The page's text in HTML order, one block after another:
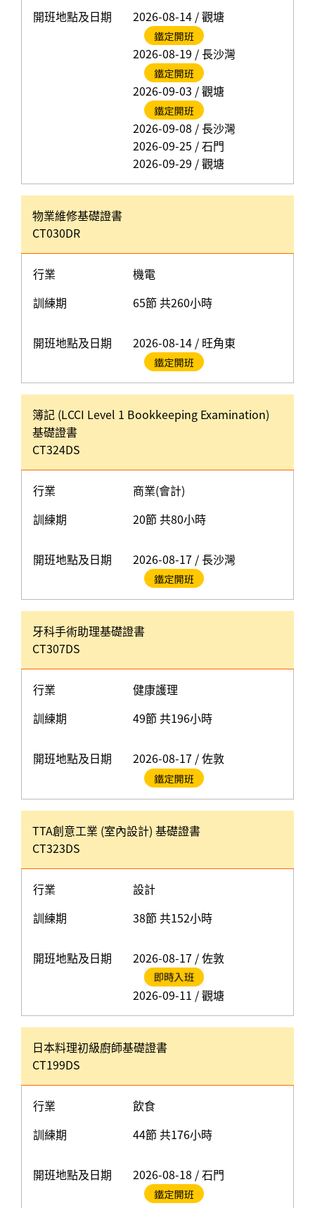
開班地點及日期 2026-08-14 / 觀塘
2026-08-19 / 長沙灣
2026-09-03 / 觀塘
2026-09-08 / 長沙灣
2026-09-25 / 石門
2026-09-29 / 觀塘
物業維修基礎證書
CT030DR
行業
機電
訓練期
65節 共260小時
開班地點及日期 2026-08-14 / 旺角東
簿記 (LCCI Level 1 Bookkeeping Examination)
基礎證書
CT324DS
行業
商業(會計)
訓練期
20節 共80小時
開班地點及日期 2026-08-17 / 長沙灣
牙科手術助理基礎證書
CT307DS
行業
健康護理
訓練期
49節 共196小時
開班地點及日期 2026-08-17 / 佐敦
TTA創意工業 (室內設計) 基礎證書
CT323DS
行業
設計
訓練期
38節 共152小時
開班地點及日期 2026-08-17 / 佐敦
2026-09-11 / 觀塘
日本料理初級廚師基礎證書
CT199DS
行業
飲食
訓練期
44節 共176小時
開班地點及日期 2026-08-18 / 石門